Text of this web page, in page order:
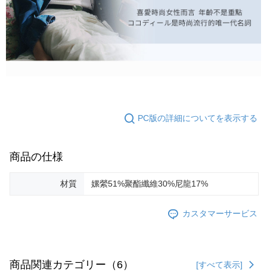
PC版の詳細についてを表示する
商品の仕様
材質 嫘縈51%聚酯纖維30%尼龍17%
カスタマーサービス
商品関連カテゴリー（6） [すべて表示]